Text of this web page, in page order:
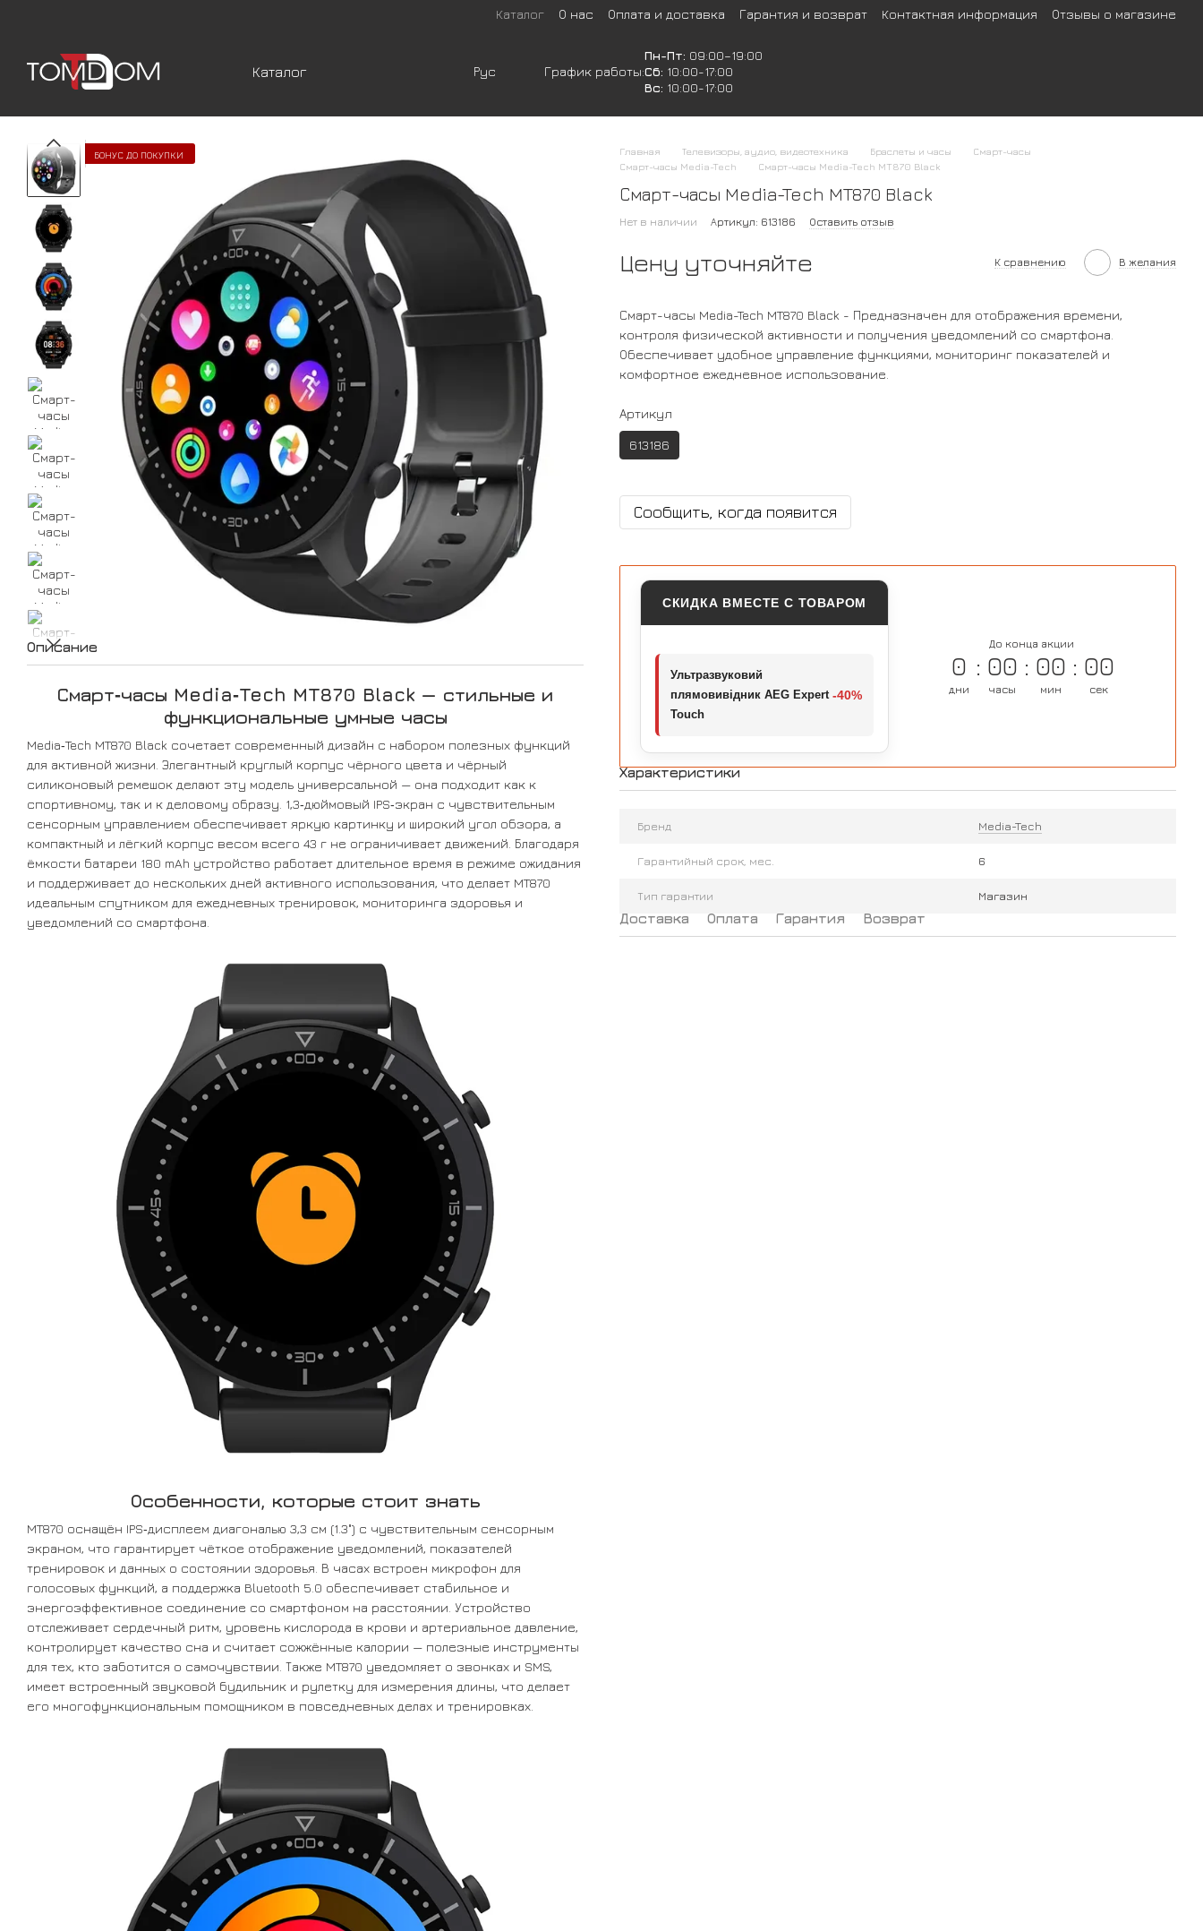
Каталог О нас Оплата и доставка Гарантия и возврат Контактная информация Отзывы о магазине
Каталог Рус График работы:
Пн-Пт: 09:00–19:00
Сб: 10:00-17:00
Вс: 10:00-17:00
БОНУС ДО ПОКУПКИ
Описание
Смарт‑часы Media‑Tech MT870 Black — стильные и
функциональные умные часы
Media‑Tech MT870 Black сочетает современный дизайн с набором полезных функций
для активной жизни. Элегантный круглый корпус чёрного цвета и чёрный
силиконовый ремешок делают эту модель универсальной — она подходит как к
спортивному, так и к деловому образу. 1,3‑дюймовый IPS‑экран с чувствительным
сенсорным управлением обеспечивает яркую картинку и широкий угол обзора, а
компактный и лёгкий корпус весом всего 43 г не ограничивает движений. Благодаря
ёмкости батареи 180 mAh устройство работает длительное время в режиме ожидания
и поддерживает до нескольких дней активного использования, что делает MT870
идеальным спутником для ежедневных тренировок, мониторинга здоровья и
уведомлений со смартфона.
Особенности, которые стоит знать
MT870 оснащён IPS‑дисплеем диагональю 3,3 см (1.3") с чувствительным сенсорным
экраном, что гарантирует чёткое отображение уведомлений, показателей
тренировок и данных о состоянии здоровья. В часах встроен микрофон для
голосовых функций, а поддержка Bluetooth 5.0 обеспечивает стабильное и
энергоэффективное соединение со смартфоном на расстоянии. Устройство
отслеживает сердечный ритм, уровень кислорода в крови и артериальное давление,
контролирует качество сна и считает сожжённые калории — полезные инструменты
для тех, кто заботится о самочувствии. Также MT870 уведомляет о звонках и SMS,
имеет встроенный звуковой будильник и рулетку для измерения длины, что делает
его многофункциональным помощником в повседневных делах и тренировках.
Главная Телевизоры, аудио, видеотехника Браслеты и часы
Смарт-часы
Смарт-часы Media-Tech
Смарт-часы Media-Tech MT870 Black
Смарт-часы Media-Tech MT870 Black
Нет в наличии Артикул: 613186 Оставить отзыв
Цену уточняйте К сравнению В желания
Смарт-часы Media-Tech MT870 Black - Предназначен для отображения времени,
контроля физической активности и получения уведомлений со смартфона.
Обеспечивает удобное управление функциями, мониторинг показателей и
комфортное ежедневное использование.
Артикул
613186
Сообщить, когда появится
СКИДКА ВМЕСТЕ С ТОВАРОМ
Ультразвуковий
плямовивідник AEG Expert
Touch
-40%
До конца акции
0
дни
00
часы
00
мин
00
сек
Характеристики
Бренд Media-Tech
Гарантийный срок, мес. 6
Тип гарантии Магазин
Доставка Оплата Гарантия Возврат